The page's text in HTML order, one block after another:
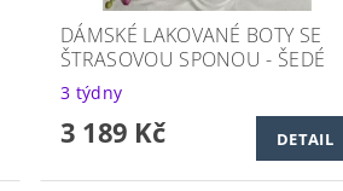
DÁMSKÉ LAKOVANÉ BOTY SE
ŠTRASOVOU SPONOU - ŠEDÉ
3 týdny
3 189 Kč DETAIL